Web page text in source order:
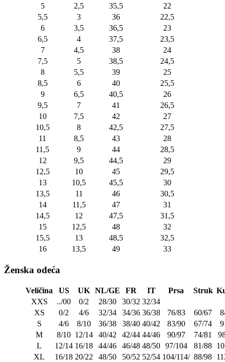
5
2,5 35,5
22
5,5
3 36
22,5
6
3,5 36,5
23
6,5
4 37,5
23,5
7
4,5 38
24
7,5
5 38,5
24,5
8
5,5 39
25
8,5
6 40
25,5
9
6,5 40,5
26
9,5
7 41
26,5
10
7,5 42
27
10,5
8 42,5
27,5
11
8,5 43
28
11,5
9 44
28,5
12
9,5 44,5
29
12,5
10 45
29,5
13
10,5 45,5
30
13,5
11 46
30,5
14
11,5 47
31
14,5
12 47,5
31,5
15
12,5 48
32
15,5
13 48,5
32,5
16
13,5 49 33
Ženska odeća
Veličina US UK NL/GE FR IT Prsa Struk
XXS
../00 0/2 28/30 30/32 32/34
XS
0/2 4/6 32/34 34/36 36/38 76/83 60/67
S
4/6 8/10 36/38 38/40 40/42 83/90 67/74
M
8/10 12/14 40/42 42/44 44/46 90/97 74/81
L
12/14 16/18 44/46 46/48 48/50 97/104 81/88
XL
16/18 20/22 48/50 50/52 52/54 104/114/ 88/98